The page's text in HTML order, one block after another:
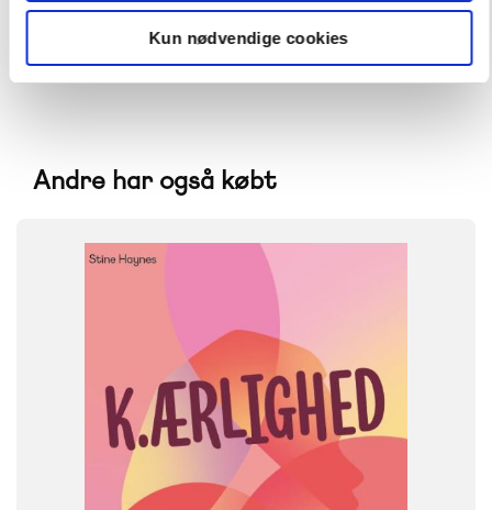
Kun nødvendige cookies
Andre har også købt
8. klasse 9. klasse
Flergangsbog
9788723561169